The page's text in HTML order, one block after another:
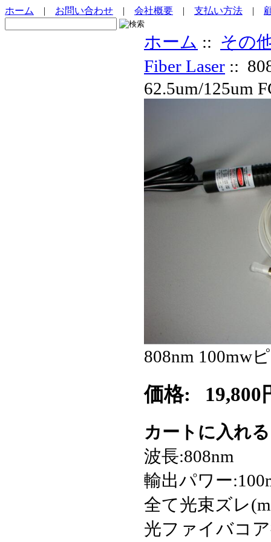
ホーム | お問い合わせ | 会社概要 | 支払い方法 |
ホーム :: その
Fiber Laser ::
62.5um/125um
808nm 100mw
価格: 19,800
カートに入れ
波長:808nm
輸出パワー
全て光束ズレ
光ファイバコ